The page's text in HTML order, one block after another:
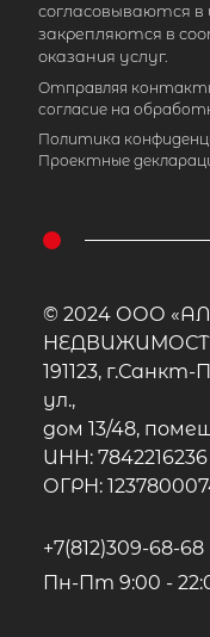
согласовываются в
закрепляются в
оказания услуг.
Отправляя
согласие на
Политика
Проектные
© 2024 ООО
191123,
ул.,
дом 13/48,
ИНН:
ОГРН:
+7(812)309-68-68
Пн-Пт 9:00 -